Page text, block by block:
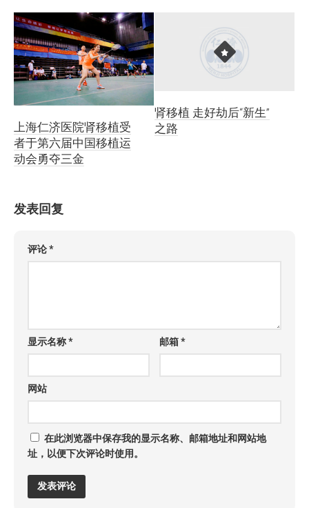
上海仁济医院肾移植受
者于第六届中国移植运
动会勇夺三金
肾移植 走好劫后“新生”
之路
发表回复
评论*
显示名称* 邮箱*
网站
在此浏览器中保存我的显示名称、邮箱地址和网站地
址，以便下次评论时使用。